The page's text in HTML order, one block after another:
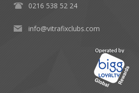
0216 538 52 24
info@vitrafixclubs.com